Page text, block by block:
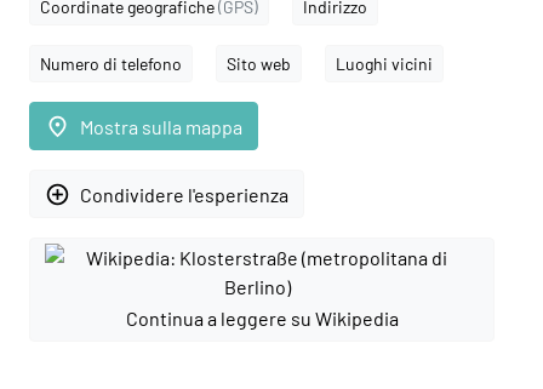
Coordinate geografiche(GPS) Indirizzo
Numero di telefono Sito web Luoghi vicini
place Mostra sulla mappa
add_circle_outline Condividere l'esperienza
Continua a leggere su Wikipedia